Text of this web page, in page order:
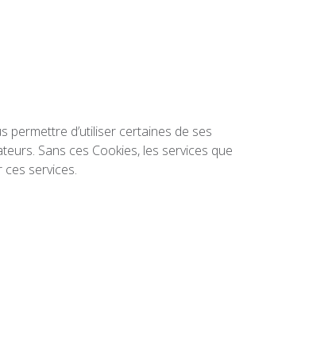
permettre d’utiliser certaines de ses
Sans ces Cookies, les services que
services.